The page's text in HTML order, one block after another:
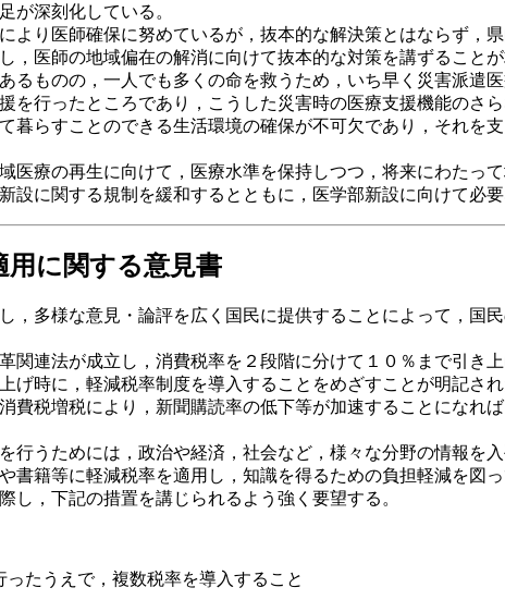
が深刻化している。
り医師確保に努めているが，抜本的な解決策とはならず，
，医師の地域偏在の解消に向けて抜本的な対策を講ずることが
ものの，一人でも多くの命を救うため，いち早く災害派遣
を行ったところであり，こうした災害時の医療支援機能のさら
らすことのできる生活環境の確保が不可欠であり，それを
療の再生に向けて，医療水準を保持しつつ，将来にわたっ
設に関する規制を緩和するとともに，医学部新設に向けて必
用に関する意見書
多様な意見・論評を広く国民に提供することによって，国
連法が成立し，消費税率を２段階に分けて１０％まで引き
げ時に，軽減税率制度を導入することをめざすことが明記され
税増税により，新聞購読率の低下等が加速することになれ
うためには，政治や経済，社会など，様々な分野の情報を
書籍等に軽減税率を適用し，知識を得るための負担軽減を図っ
，下記の措置を講じられるよう強く要望する。
たうえで，複数税率を導入すること